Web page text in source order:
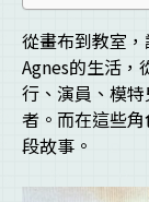
從畫布到教室
Agnes的生活，
行、演員、模
者。而在這些
段故事。